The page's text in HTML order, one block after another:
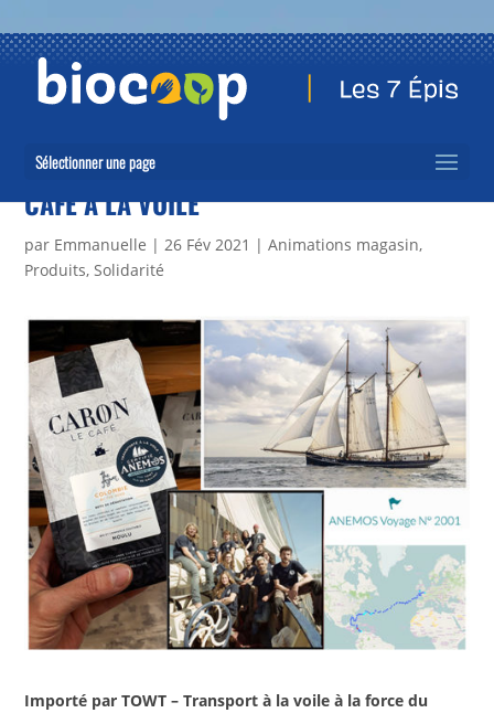
Sélectionner une page
CAFÉ À LA VOILE
par Emmanuelle |26 Fév 2021 |Animations magasin,
Produits,Solidarité
Importé par TOWT – Transport à la voile à la force du